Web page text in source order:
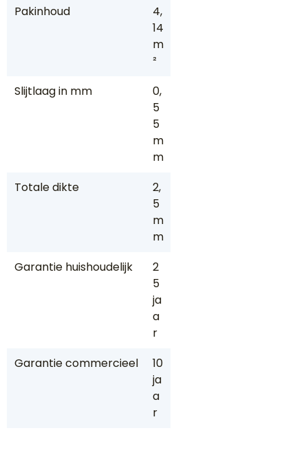
Pakinhoud
4,
14
m
²
Slijtlaag in mm
0,
5
5
m
m
Totale dikte
2,
5
m
m
Garantie huishoudelijk
2
5
ja
a
r
Garantie commercieel
10
ja
a
r